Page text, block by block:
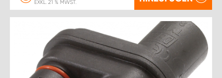
EXKL. 21 % MWST.